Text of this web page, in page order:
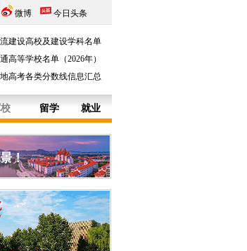
微博 今日头条
建设高校及建设学科名单
高等学校名单（2026年）
高考各类分数线信息汇总
留学 就业